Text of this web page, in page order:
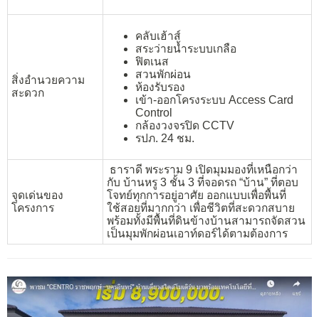
สิ่งอำนวยความ
สะดวก
คลับเฮ้าส์
สระว่ายน้ำระบบเกลือ
ฟิตเนส
สวนพักผ่อน
ห้องรับรอง
เข้า-ออกโครงระบบ Access Card
Control
กล้องวงจรปิด CCTV
รปภ. 24 ชม.
จุดเด่นของ
โครงการ
ธาราดี พระราม 9 เปิดมุมมองที่เหนือกว่า
กับ บ้านหรู 3 ชั้น 3 ที่จอดรถ “บ้าน” ที่ตอบ
โจทย์ทุกการอยู่อาศัย ออกแบบเพื่อพื้นที่
ใช้สอยที่มากกว่า เพื่อชีวิตที่สะดวกสบาย
พร้อมทั้งมีพื้นที่ดินข้างบ้านสามารถจัดสวน
เป็นมุมพักผ่อนเอาท์ดอร์ได้ตามต้องการ